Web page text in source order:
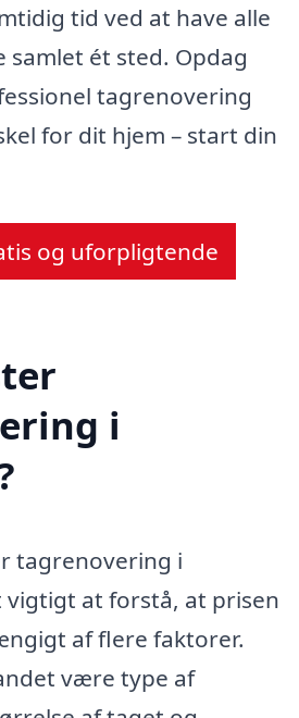
tid ved at have alle
ét sted. Opdag
tagrenovering
for dit hjem – start din
og uforpligtende
i
tagrenovering i
vigtigt at forstå, at prisen
af flere faktorer.
være type af